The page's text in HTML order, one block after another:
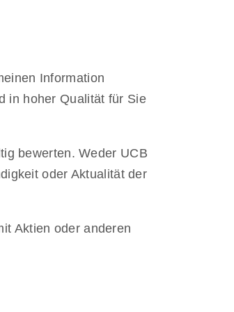
Information
in hoher Qualität für Sie
bewerten. Weder UCB
oder Aktualität der
Aktien oder anderen